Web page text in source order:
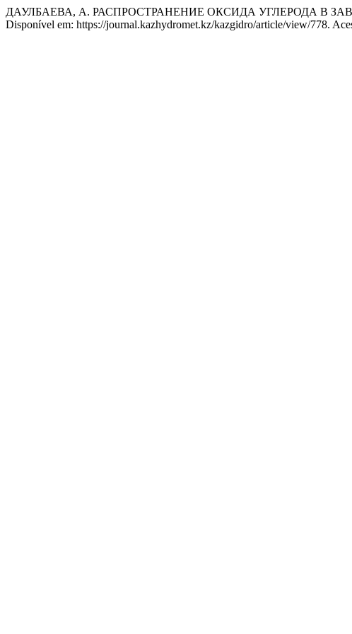
ДАУЛБАЕВА, А. РАСПРОСТРАНЕНИЕ ОКСИДА УГЛЕРОДА В
Disponível em: https://journal.kazhydromet.kz/kazgidro/article/view/778.